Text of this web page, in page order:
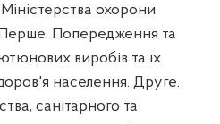
охорони
Попередження та
виробів та їх
населення. Друге.
санітарного та